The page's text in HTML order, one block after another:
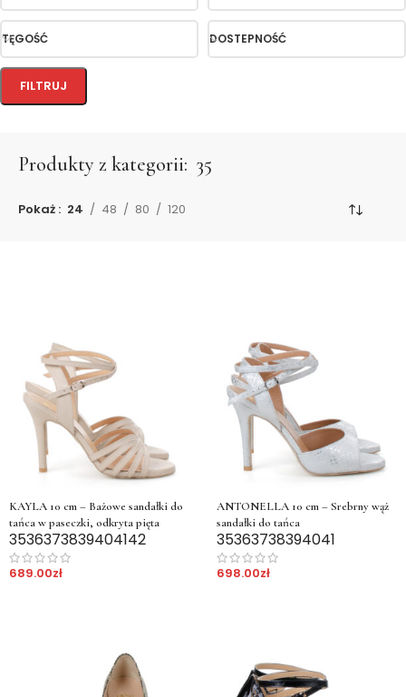
TĘGOŚĆ DOSTEPNOŚĆ
FILTRUJ
Produkty z kategorii: 35
Pokaż 24 48 80 120
KAYLA 10 cm – Bażowe sandałki do
tańca w paseczki, odkryta pięta
3536373839404142
689.00zł
ANTONELLA 10 cm – Srebrny wąż
sandałki do tańca
35363738394041
698.00zł